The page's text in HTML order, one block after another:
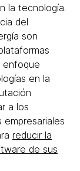
la tecnología.
del
son
enfoque
en la
a los
reducir la
de sus